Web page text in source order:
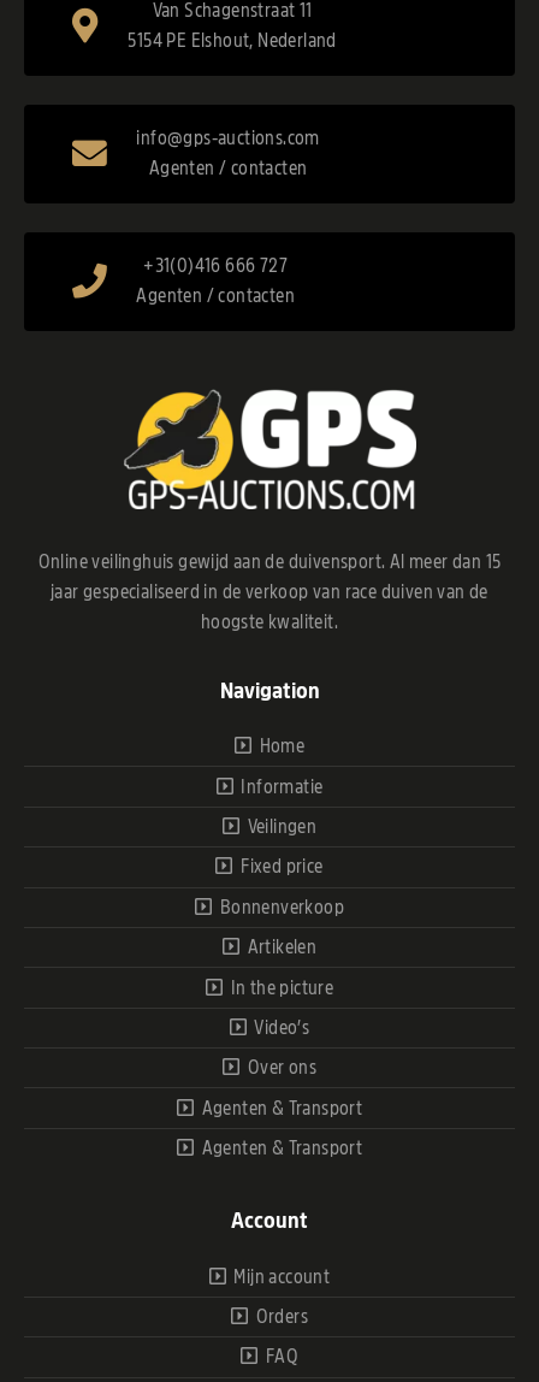
Van Schagenstraat 11
5154 PE Elshout, Nederland
info@gps-auctions.com
Agenten / contacten
+31(0)416 666 727
Agenten / contacten
Online veilinghuis gewijd aan de duivensport. Al meer dan 15
jaar gespecialiseerd in de verkoop van race duiven van de
hoogste kwaliteit.
Navigation
Home
Informatie
Veilingen
Fixed price
Bonnenverkoop
Artikelen
In the picture
Video’s
Over ons
Agenten & Transport
Agenten & Transport
Account
Mijn account
Orders
FAQ